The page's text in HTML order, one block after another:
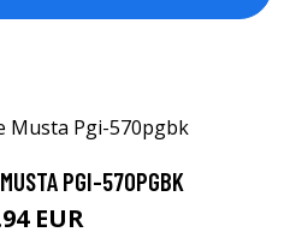
PGI-570PGBK
EUR